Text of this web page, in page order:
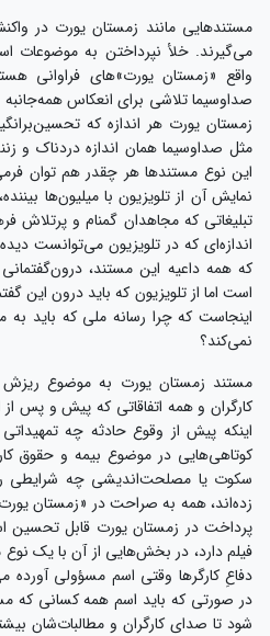
مستندهایی مانند زمستان یورت در
می‌گیرند. خلأ نپرداختن به موضوعات
واقع «زمستان یورت»‌های فراوانی
صداوسیما تلاشی برای انعکاس
زمستان یورت هر اندازه که
مثل صداوسیما همان اندازه دردناک و
این نوع مستندها هر چقدر هم توان
نمایش آن از تلویزیون با میلیون‌ها
تبلیغاتی که مجاهدان گمنام و پرتلاش
اندازه‌ای که در تلویزیون می‌توانست
که همه داعیه این مستند،
است اما از تلویزیون که باید درون
اینجاست که چرا رسانه ملی که باید به
نمی‌کند؟
مستند زمستان یورت به موضوع ریزش
کارگران و همه اتفاقاتی که پیش و پس
اینکه پیش از وقوع حادثه چه
کوتاهی‌هایی در موضوع بیمه و حقوق
سکوت یا مصلحت‌اندیشی چه شرایطی
زده‌اند، همه به صراحت در «زمستان
پرداخت در زمستان یورت قابل تحسین
فیلم دارد، در بخش‌هایی از آن با یک نوع
دفاعِ کارگرها وقتی اسم مسؤولی
در صورتی که باید اسم همه کسانی که
شود تا صدای کارگران و مطالبات‌شان